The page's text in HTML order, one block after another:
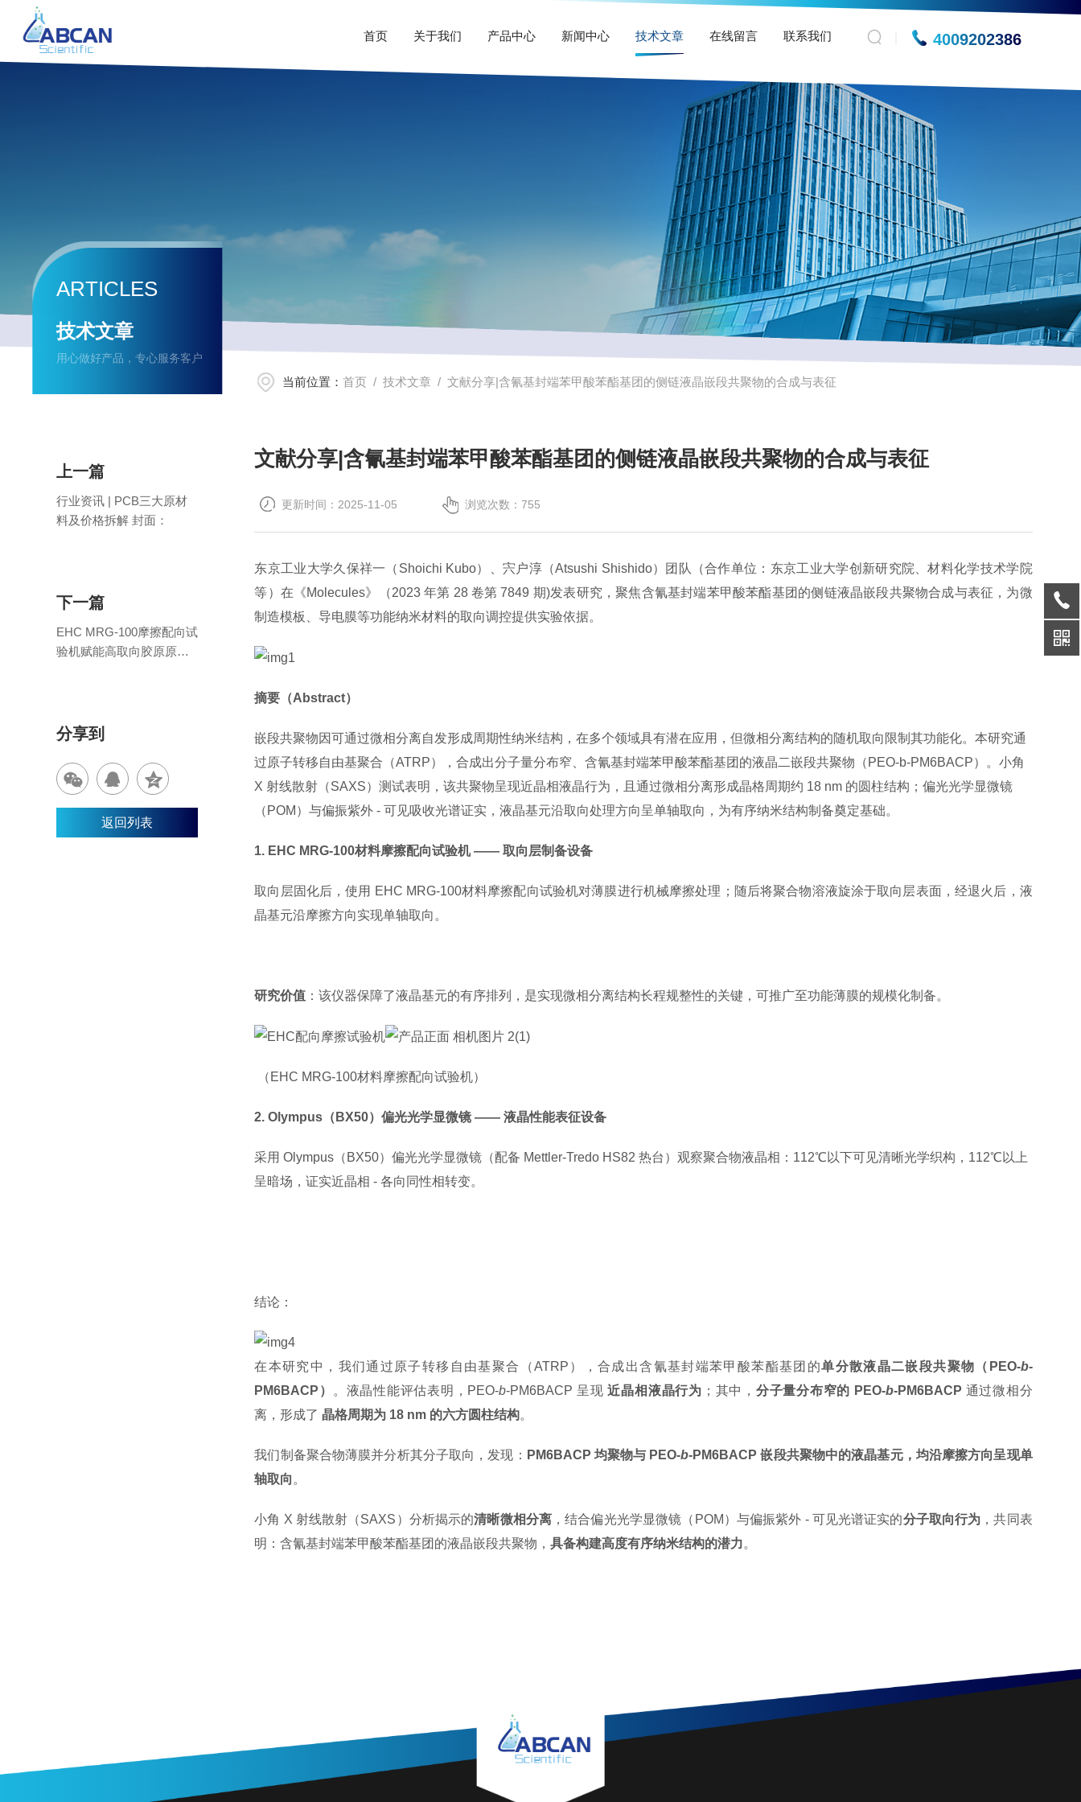
4009202386
首页 关于我们 产品中心 新闻中心 技术文章 在线留言 联系我们
ARTICLES
技术文章
用心做好产品，专心服务客户
当前位置：首页 /技术文章 / 文献分享|含氰基封端苯甲酸苯酯基团的侧链液晶嵌段共聚物的合成与表征
文献分享|含氰基封端苯甲酸苯酯基团的侧链液晶嵌段共聚物的合成与表征
更新时间：2025-11-05 浏览次数：755
东京工业大学久保祥一（Shoichi Kubo）、宍户淳（Atsushi Shishido）团队（合作单位：东京工业大学创新研究院、材料化学技术学院
等）在《Molecules》（2023 年第 28 卷第 7849 期)发表研究，聚焦含氰基封端苯甲酸苯酯基团的侧链液晶嵌段共聚物合成与表征，为微
制造模板、导电膜等功能纳米材料的取向调控提供实验依据。
摘要（Abstract）
嵌段共聚物因可通过微相分离自发形成周期性纳米结构，在多个领域具有潜在应用，但微相分离结构的随机取向限制其功能化。本研究通
过原子转移自由基聚合（ATRP），合成出分子量分布窄、含氰基封端苯甲酸苯酯基团的液晶二嵌段共聚物（PEO-b-PM6BACP）。小角
X 射线散射（SAXS）测试表明，该共聚物呈现近晶相液晶行为，且通过微相分离形成晶格周期约 18 nm 的圆柱结构；偏光光学显微镜
（POM）与偏振紫外 - 可见吸收光谱证实，液晶基元沿取向处理方向呈单轴取向，为有序纳米结构制备奠定基础。
1. E HC MRG-100材料摩擦配向试验机 —— 取向层制备设备
取向层固化后，使用 EHC MRG-100材料摩擦配向试验机对薄膜进行机械摩擦处理；随后将聚合物溶液旋涂于取向层表面，经退火后，液
晶基元沿摩擦方向实现单轴取向。
研究价值 ：该仪器保障了液晶基元的有序排列，是实现微相分离结构长程规整性的关键 ，可推广至功能薄膜的规模化制备。
（ EHC MRG-100材料摩擦配向试验机）
2. Olympus（BX50）偏光光学显微镜 —— 液晶性能表征设备
采用 Olympus（BX50）偏光光学显微镜（配备 Mettler-Tredo HS82 热台）观察聚合物液晶相：112℃以下可见清晰光学织构，112℃以上
呈暗场，证实近晶相 - 各向同性相转变。
结论：
在本研究中，我们通过原子转移自由基聚合（ATRP），合成出含氰基封端苯甲酸苯酯基团的单分散液晶二嵌段共聚物（PEO-b-
PM6BACP）
。液晶性能评估表明，PEO-b-PM6BACP 呈现近晶相液晶行为 ；其中， 分子量分布窄的 PEO-b-PM6BACP 通过微相分
离，形成了晶格周期为 18 nm 的六方圆柱结构。
我们制备聚合物薄膜并分析其分子取向，发现： PM6BACP 均聚物与 PEO-b-PM6BACP 嵌段共聚物中的液晶基元，均沿摩擦方向呈现单
轴取向 。
小角 X 射线散射（SAXS）分析揭示的清晰微相分离 ，结合偏光光学显微镜（POM）与偏振紫外 - 可见光谱证实的分子取向行为 ，共同表
明：含氰基封端苯甲酸苯酯基团的液晶嵌段共聚物，具备构建高度有序纳米结构的潜力。
上一篇
行业资讯 | PCB三大原材
料及价格拆解 封面：
下一篇
EHC MRG-100摩擦配向试
验机赋能高取向胶原原纤
分享到
返回列表